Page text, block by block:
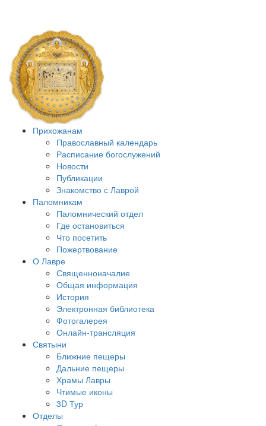
Прихожанам
Православный календарь
Расписание богослужений
Новости
Публикации
Знакомство с Лаврой
Паломникам
Паломнический отдел
Где остановиться
Что посетить
Пожертвование
О Лавре
Священноначалие
Общая информация
История
Электронная библиотека
Фотогалерея
Онлайн-трансляция
Святыни
Ближние пещеры
Дальние пещеры
Храмы Лавры
Чтимые иконы
3D Тур
Отделы